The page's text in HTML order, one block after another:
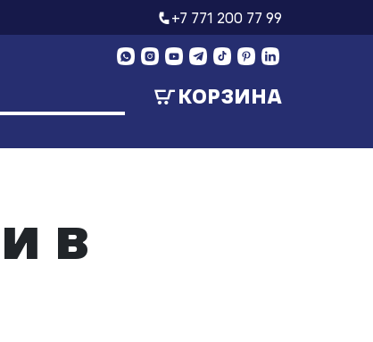
+7 771 200 77 99
КОРЗИНА
в